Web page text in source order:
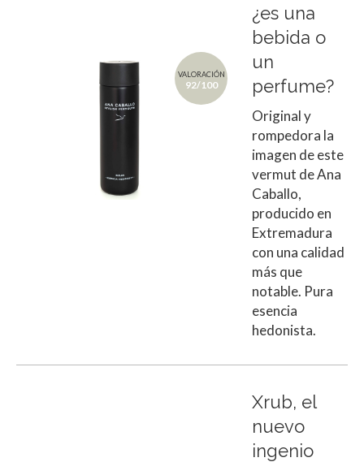
VALORACIÓN
92/100
¿es una
bebida o
un
perfume?
Original y
rompedora la
imagen de este
vermut de Ana
Caballo,
producido en
Extremadura
con una calidad
más que
notable. Pura
esencia
hedonista.
Xrub, el
nuevo
ingenio